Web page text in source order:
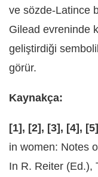
ve sözde-Latince
Gilead evreninde
geliştirdiği
görür.
Kaynakça:
[1], [2], [3], [4], [5]
in women: Notes
In R. Reiter (Ed.),